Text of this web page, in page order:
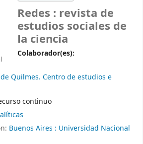
Redes : revista de
estudios sociales de
la ciencia
Colaborador(es):
Quilmes. Centro de estudios e
continuo
Buenos Aires : Universidad Nacional